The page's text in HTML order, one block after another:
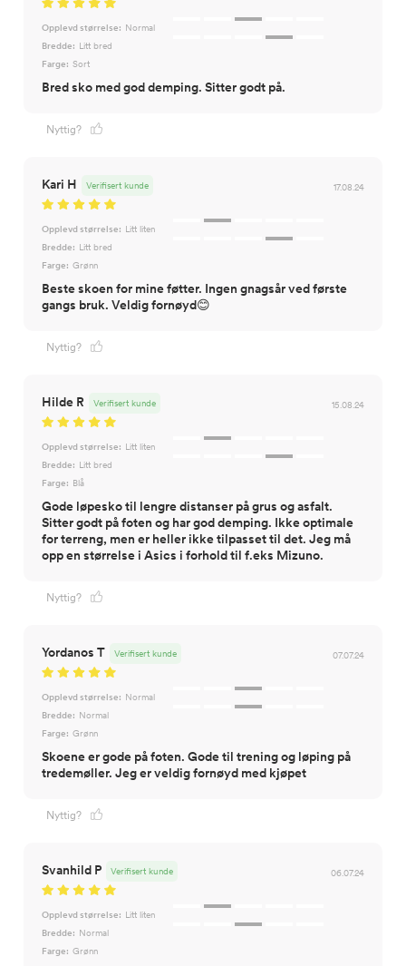
Opplevd størrelse: Normal
Bredde: Litt bred
Farge: Sort
Bred sko med god demping. Sitter godt på.
Nyttig?
Kari H 17.08.24
Verifisert kunde
Opplevd størrelse: Litt liten
Bredde: Litt bred
Farge: Grønn
Beste skoen for mine føtter. Ingen gnagsår ved første
gangs bruk. Veldig fornøyd😊
Nyttig?
Hilde R 15.08.24
Verifisert kunde
Opplevd størrelse: Litt liten
Bredde: Litt bred
Farge: Blå
Gode løpesko til lengre distanser på grus og asfalt.
Sitter godt på foten og har god demping. Ikke optimale
for terreng, men er heller ikke tilpasset til det. Jeg må
opp en størrelse i Asics i forhold til f.eks Mizuno.
Nyttig?
Yordanos T 07.07.24
Verifisert kunde
Opplevd størrelse: Normal
Bredde: Normal
Farge: Grønn
Skoene er gode på foten. Gode til trening og løping på
tredemøller. Jeg er veldig fornøyd med kjøpet
Nyttig?
Svanhild P 06.07.24
Verifisert kunde
Opplevd størrelse: Litt liten
Bredde: Normal
Farge: Grønn